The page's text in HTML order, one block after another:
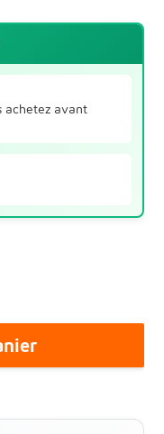
achetez avant